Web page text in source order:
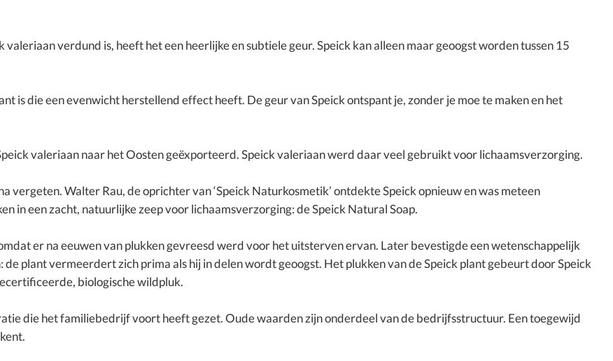
verdund is, heeft het een heerlijke en subtiele geur. Speick kan alleen maar geoogst worden tussen 15
is die een evenwicht herstellend effect heeft. De geur van Speick ontspant je, zonder je moe te maken en het
valeriaan naar het Oosten geëxporteerd. Speick valeriaan werd daar veel gebruikt voor lichaamsverzorging.
vergeten. Walter Rau, de oprichter van ‘Speick Naturkosmetik’ ontdekte Speick opnieuw en was meteen
in een zacht, natuurlijke zeep voor lichaamsverzorging: de Speick Natural Soap.
er na eeuwen van plukken gevreesd werd voor het uitsterven ervan. Later bevestigde een wetenschappelijk
plant vermeerdert zich prima als hij in delen wordt geoogst. Het plukken van de Speick plant gebeurt door Speick
biologische wildpluk.
die het familiebedrijf voort heeft gezet. Oude waarden zijn onderdeel van de bedrijfsstructuur. Een toegewijd